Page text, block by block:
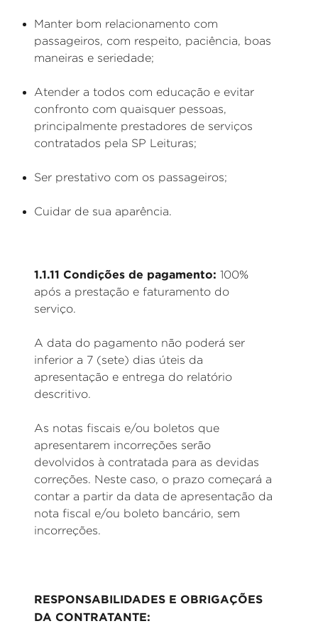
Manter bom relacionamento com
passageiros, com respeito, paciência, boas
maneiras e seriedade;
Atender a todos com educação e evitar
confronto com quaisquer pessoas,
principalmente prestadores de serviços
contratados pela SP Leituras;
Ser prestativo com os passageiros;
Cuidar de sua aparência.
1.1.11 Condições de pagamento: 100%
após a prestação e faturamento do
serviço.
A data do pagamento não poderá ser
inferior a 7 (sete) dias úteis da
apresentação e entrega do relatório
descritivo.
As notas fiscais e/ou boletos que
apresentarem incorreções serão
devolvidos à contratada para as devidas
correções. Neste caso, o prazo começará a
contar a partir da data de apresentação da
nota fiscal e/ou boleto bancário, sem
incorreções.
RESPONSABILIDADES E OBRIGAÇÕES
DA CONTRATANTE: